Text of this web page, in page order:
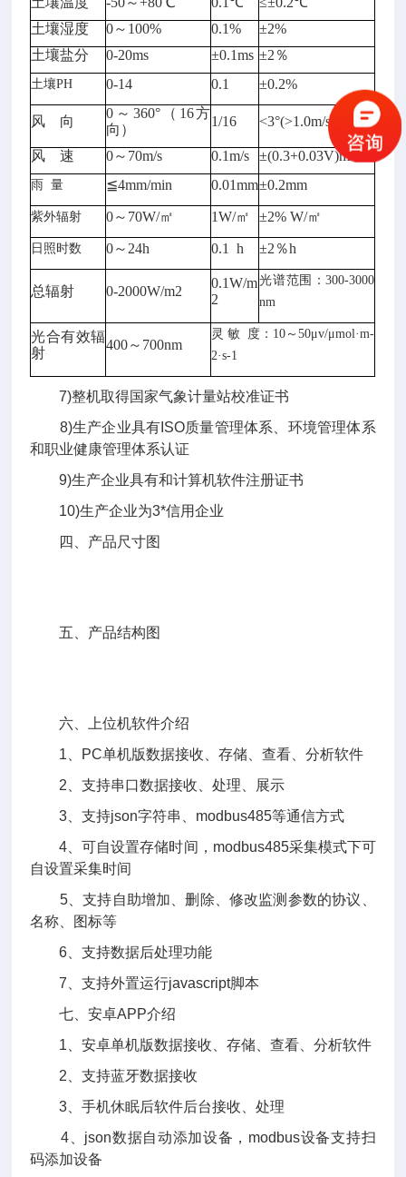
土壤湿度
0～100% 0.1%
±2%
土壤盐分
0-20ms ±0.1ms ±2％
土壤PH 0-14 0.1 ±0.2%
风 向
0～360°（16方
向）
1/16 <3°(>1.0m/s)
风 速 0～70m/s 0.1m/s ±(0.3+0.03V)m/s
雨 量 ≦4mm/min 0.01mm±0.2mm
紫外辐射 0～70W/㎡ 1W/㎡ ±2% W/㎡
日照时数 0～24h 0.1 h ±2％h
总辐射 0-2000W/m2
0.1W/m
2
光谱范围：300-3000
nm
光合有效辐
射
400～700nm
灵 敏 度：10～50μv/μmol·m-
2·s-1
7)整机取得国家气象计量站校准证书
8)生产企业具有ISO质量管理体系、环境管理体系
和职业健康管理体系认证
9)生产企业具有和计算机软件注册证书
10)生产企业为3*信用企业
四、产品尺寸图
五、产品结构图
六、上位机软件介绍
1、PC单机版数据接收、存储、查看、分析软件
2、支持串口数据接收、处理、展示
3、支持json字符串、modbus485等通信方式
4、可自设置存储时间，modbus485采集模式下可
自设置采集时间
5、支持自助增加、删除、修改监测参数的协议、
名称、图标等
6、支持数据后处理功能
7、支持外置运行javascript脚本
七、安卓APP介绍
1、安卓单机版数据接收、存储、查看、分析软件
2、支持蓝牙数据接收
3、手机休眠后软件后台接收、处理
4、json数据自动添加设备，modbus设备支持扫
码添加设备